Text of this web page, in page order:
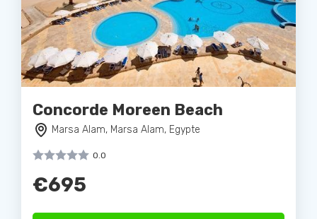
Concorde Moreen Beach
Marsa Alam, Marsa Alam, Egypte
0.0
€695